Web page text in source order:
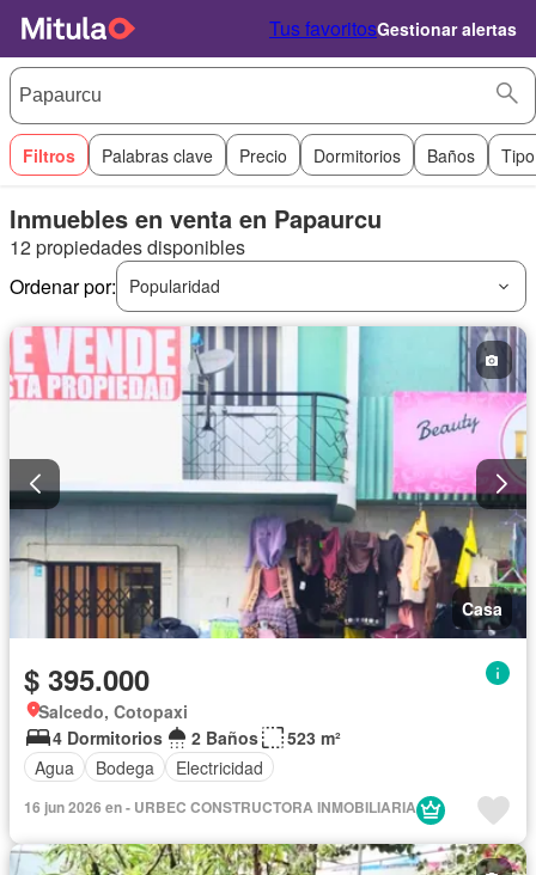
Tus favoritosGestionar alertas
Filtros Palabras clave Precio Dormitorios Baños
Inmuebles en venta en Papaurcu
12 propiedades disponibles
Ordenar por:
Popularidad
Casa
$ 395.000
Salcedo, Cotopaxi
4 Dormitorios
2 Baños
523 m²
Agua
Bodega Electricidad
16 jun 2026 en - URBEC CONSTRUCTORA INMOBILIARIA